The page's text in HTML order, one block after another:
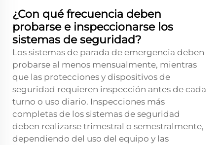
¿Con qué frecuencia deben
probarse e inspeccionarse los
sistemas de seguridad?
Los sistemas de parada de emergencia deben
probarse al menos mensualmente, mientras
que las protecciones y dispositivos de
seguridad requieren inspección antes de cada
turno o uso diario. Inspecciones más
completas de los sistemas de seguridad
deben realizarse trimestral o semestralmente,
dependiendo del uso del equipo y las